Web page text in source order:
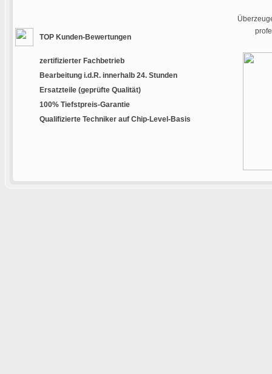
TOP Kunden-Bewertungen
zertifizierter Fachbetrieb
Bearbeitung i.d.R. innerhalb 24. Stunden
Ersatzteile (geprüfte Qualität)
100% Tiefstpreis-Garantie
Qualifizierte Techniker auf Chip-Level-Basis